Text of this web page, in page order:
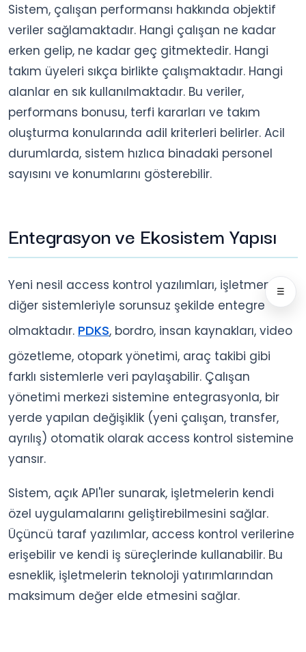
Sistem, çalışan performansı hakkında objektif
veriler sağlamaktadır. Hangi çalışan ne kadar
erken gelip, ne kadar geç gitmektedir. Hangi
takım üyeleri sıkça birlikte çalışmaktadır. Hangi
alanlar en sık kullanılmaktadır. Bu veriler,
performans bonusu, terfi kararları ve takım
oluşturma konularında adil kriterleri belirler. Acil
durumlarda, sistem hızlıca binadaki personel
sayısını ve konumlarını gösterebilir.
Entegrasyon ve Ekosistem Yapısı
Yeni nesil access kontrol yazılımları, işletmenin
diğer sistemleriyle sorunsuz şekilde entegre
olmaktadır. PDKS, bordro, insan kaynakları, video
gözetleme, otopark yönetimi, araç takibi gibi
farklı sistemlerle veri paylaşabilir. Çalışan
yönetimi merkezi sistemine entegrasyonla, bir
yerde yapılan değişiklik (yeni çalışan, transfer,
ayrılış) otomatik olarak access kontrol sistemine
yansır.
Sistem, açık API'ler sunarak, işletmelerin kendi
özel uygulamalarını geliştirebilmesini sağlar.
Üçüncü taraf yazılımlar, access kontrol verilerine
erişebilir ve kendi iş süreçlerinde kullanabilir. Bu
esneklik, işletmelerin teknoloji yatırımlarından
maksimum değer elde etmesini sağlar.
☰